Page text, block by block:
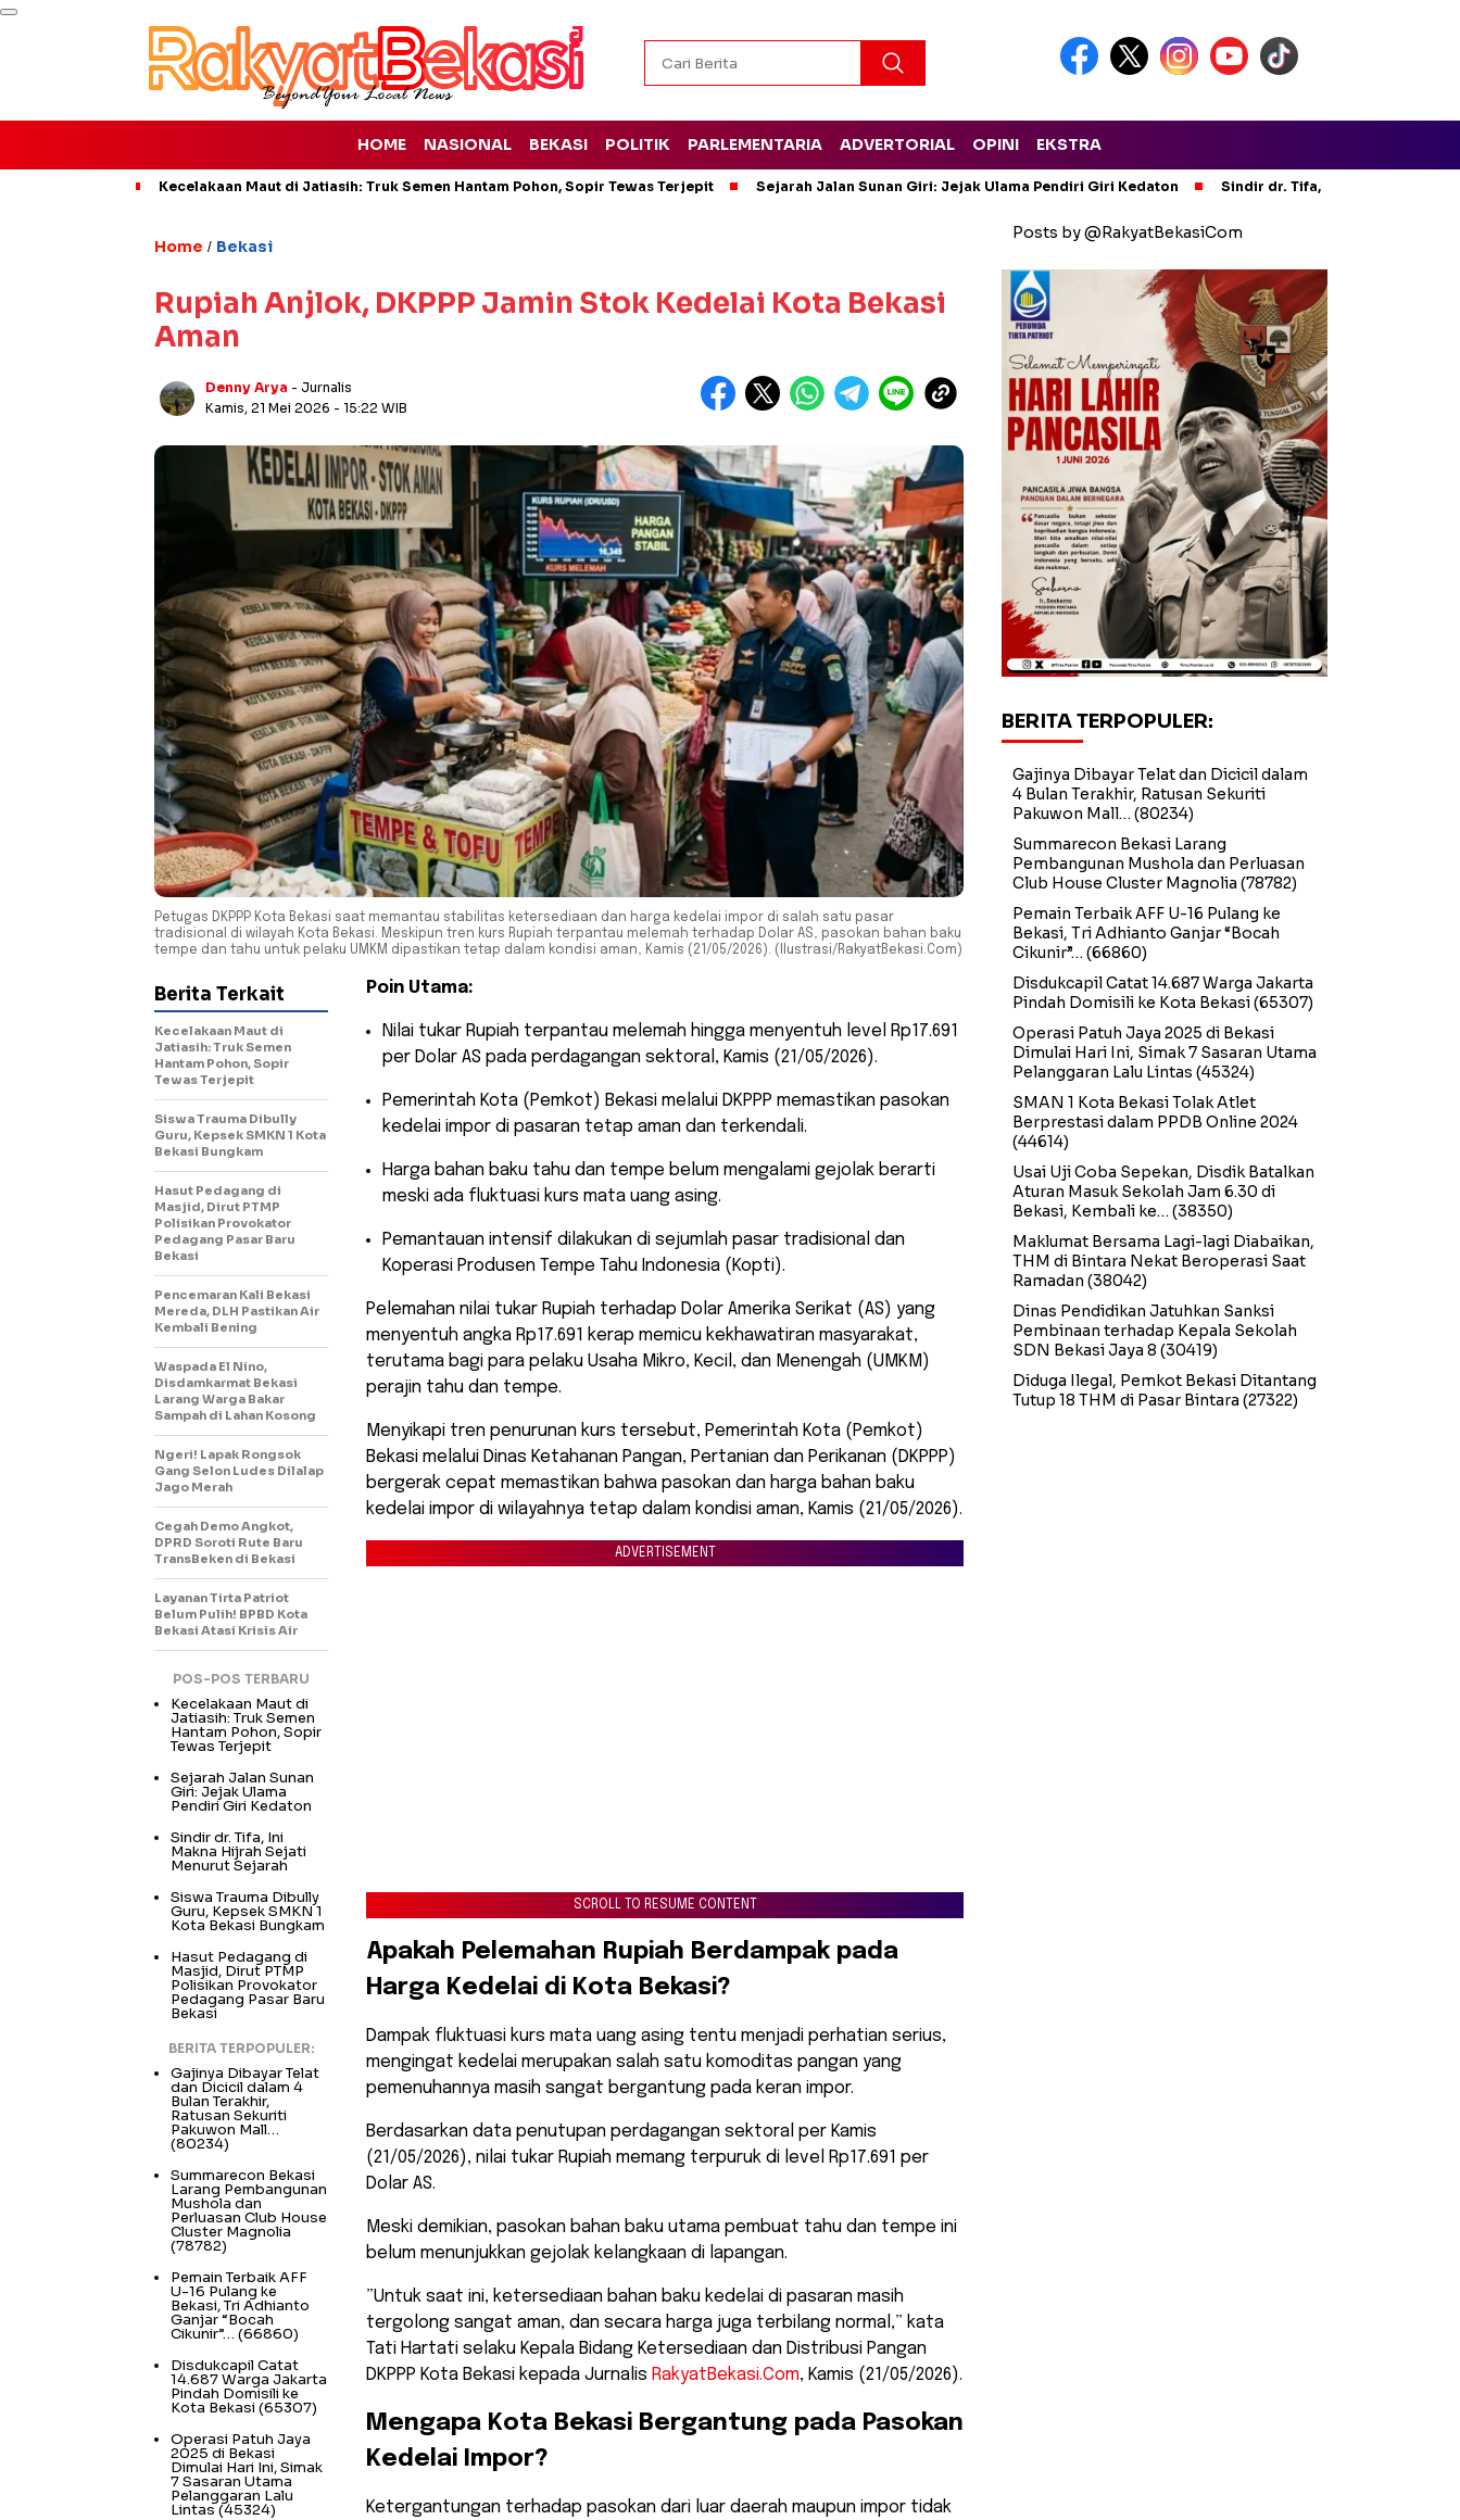
HOME NASIONAL BEKASI POLITIK PARLEMENTARIA ADVERTORIAL OPINI EKSTRA
Kecelakaan Maut di Jatiasih: Truk Semen Hantam Pohon, Sopir Tewas Terjepit Sejarah Jalan Sunan Giri: Jejak Ulama Pendiri Giri Kedaton Sindir dr. Tifa, Ini Makna Hijrah
Home / Bekasi
Rupiah Anjlok, DKPPP Jamin Stok Kedelai Kota Bekasi
Aman
Denny Arya - Jurnalis
Kamis, 21 Mei 2026 - 15:22 WIB
Petugas DKPPP Kota Bekasi saat memantau stabilitas ketersediaan dan harga kedelai impor di salah satu pasar
tradisional di wilayah Kota Bekasi. Meskipun tren kurs Rupiah terpantau melemah terhadap Dolar AS, pasokan bahan baku
tempe dan tahu untuk pelaku UMKM dipastikan tetap dalam kondisi aman, Kamis (21/05/2026). (Ilustrasi/RakyatBekasi.Com)
Poin Utama:
​Nilai tukar Rupiah terpantau melemah hingga menyentuh level Rp17.691
per Dolar AS pada perdagangan sektoral, Kamis (21/05/2026).
​Pemerintah Kota (Pemkot) Bekasi melalui DKPPP memastikan pasokan
kedelai impor di pasaran tetap aman dan terkendali.
​Harga bahan baku tahu dan tempe belum mengalami gejolak berarti
meski ada fluktuasi kurs mata uang asing.
​Pemantauan intensif dilakukan di sejumlah pasar tradisional dan
Koperasi Produsen Tempe Tahu Indonesia (Kopti).
​Pelemahan nilai tukar Rupiah terhadap Dolar Amerika Serikat (AS) yang
menyentuh angka Rp17.691 kerap memicu kekhawatiran masyarakat,
terutama bagi para pelaku Usaha Mikro, Kecil, dan Menengah (UMKM)
perajin tahu dan tempe.
Menyikapi tren penurunan kurs tersebut, Pemerintah Kota (Pemkot)
Bekasi melalui Dinas Ketahanan Pangan, Pertanian dan Perikanan (DKPPP)
bergerak cepat memastikan bahwa pasokan dan harga bahan baku
kedelai impor di wilayahnya tetap dalam kondisi aman, Kamis (21/05/2026).
ADVERTISEMENT
SCROLL TO RESUME CONTENT
​Apakah Pelemahan Rupiah Berdampak pada
Harga Kedelai di Kota Bekasi?
​Dampak fluktuasi kurs mata uang asing tentu menjadi perhatian serius,
mengingat kedelai merupakan salah satu komoditas pangan yang
pemenuhannya masih sangat bergantung pada keran impor.
Berdasarkan data penutupan perdagangan sektoral per Kamis
(21/05/2026), nilai tukar Rupiah memang terpuruk di level Rp17.691 per
Dolar AS.
​Meski demikian, pasokan bahan baku utama pembuat tahu dan tempe ini
belum menunjukkan gejolak kelangkaan di lapangan.
​”Untuk saat ini, ketersediaan bahan baku kedelai di pasaran masih
tergolong sangat aman, dan secara harga juga terbilang normal,” kata
Tati Hartati selaku Kepala Bidang Ketersediaan dan Distribusi Pangan
DKPPP Kota Bekasi kepada Jurnalis RakyatBekasi.Com, Kamis (21/05/2026).
​Mengapa Kota Bekasi Bergantung pada Pasokan
Kedelai Impor?
​Ketergantungan terhadap pasokan dari luar daerah maupun impor tidak
Berita Terkait
Kecelakaan Maut di
Jatiasih: Truk Semen
Hantam Pohon, Sopir
Tewas Terjepit
Siswa Trauma Dibully
Guru, Kepsek SMKN 1 Kota
Bekasi Bungkam
Hasut Pedagang di
Masjid, Dirut PTMP
Polisikan Provokator
Pedagang Pasar Baru
Bekasi
Pencemaran Kali Bekasi
Mereda, DLH Pastikan Air
Kembali Bening
Waspada El Nino,
Disdamkarmat Bekasi
Larang Warga Bakar
Sampah di Lahan Kosong
Ngeri! Lapak Rongsok
Gang Selon Ludes Dilalap
Jago Merah
Cegah Demo Angkot,
DPRD Soroti Rute Baru
TransBeken di Bekasi
Layanan Tirta Patriot
Belum Pulih! BPBD Kota
Bekasi Atasi Krisis Air
POS-POS TERBARU
Kecelakaan Maut di
Jatiasih: Truk Semen
Hantam Pohon, Sopir
Tewas Terjepit
Sejarah Jalan Sunan
Giri: Jejak Ulama
Pendiri Giri Kedaton
Sindir dr. Tifa, Ini
Makna Hijrah Sejati
Menurut Sejarah
Siswa Trauma Dibully
Guru, Kepsek SMKN 1
Kota Bekasi Bungkam
Hasut Pedagang di
Masjid, Dirut PTMP
Polisikan Provokator
Pedagang Pasar Baru
Bekasi
BERITA TERPOPULER:
Gajinya Dibayar Telat
dan Dicicil dalam 4
Bulan Terakhir,
Ratusan Sekuriti
Pakuwon Mall…
(80234)
Summarecon Bekasi
Larang Pembangunan
Mushola dan
Perluasan Club House
Cluster Magnolia
(78782)
Pemain Terbaik AFF
U-16 Pulang ke
Bekasi, Tri Adhianto
Ganjar “Bocah
Cikunir”… (66860)
Disdukcapil Catat
14.687 Warga Jakarta
Pindah Domisili ke
Kota Bekasi (65307)
Operasi Patuh Jaya
2025 di Bekasi
Dimulai Hari Ini, Simak
7 Sasaran Utama
Pelanggaran Lalu
Lintas(45324)
Posts by @RakyatBekasiCom
BERITA TERPOPULER:
Gajinya Dibayar Telat dan Dicicil dalam
4 Bulan Terakhir, Ratusan Sekuriti
Pakuwon Mall… (80234)
Summarecon Bekasi Larang
Pembangunan Mushola dan Perluasan
Club House Cluster Magnolia (78782)
Pemain Terbaik AFF U-16 Pulang ke
Bekasi, Tri Adhianto Ganjar “Bocah
Cikunir”… (66860)
Disdukcapil Catat 14.687 Warga Jakarta
Pindah Domisili ke Kota Bekasi(65307)
Operasi Patuh Jaya 2025 di Bekasi
Dimulai Hari Ini, Simak 7 Sasaran Utama
Pelanggaran Lalu Lintas (45324)
SMAN 1 Kota Bekasi Tolak Atlet
Berprestasi dalam PPDB Online 2024
(44614)
Usai Uji Coba Sepekan, Disdik Batalkan
Aturan Masuk Sekolah Jam 6.30 di
Bekasi, Kembali ke… (38350)
Maklumat Bersama Lagi-lagi Diabaikan,
THM di Bintara Nekat Beroperasi Saat
Ramadan (38042)
Dinas Pendidikan Jatuhkan Sanksi
Pembinaan terhadap Kepala Sekolah
SDN Bekasi Jaya 8 (30419)
Diduga Ilegal, Pemkot Bekasi Ditantang
Tutup 18 THM di Pasar Bintara (27322)